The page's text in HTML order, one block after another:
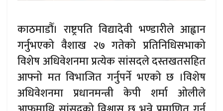
काठमाडौँ। राष्ट्रपति विद्यादेवी भण्डारीले आह्वान
गर्नुभएको वैशाख २७ गतेको प्रतिनिधिसभाको
विशेष अधिवेशनमा प्रत्येक सांसदले दस्तखतसहित
आफ्नो मत विभाजित गर्नुपर्ने भएको छ ।विशेष
अधिवेशनमा प्रधानमन्त्री केपी शर्मा ओलीले